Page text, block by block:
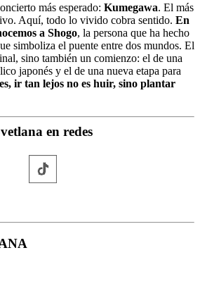
más esperado: Kumegawa. El más
Aquí, todo lo vivido cobra sentido. En
a Shogo, la persona que ha hecho
simboliza el puente entre dos mundos. El
sino también un comienzo: el de una
japonés y el de una nueva etapa para
ir tan lejos no es huir, sino plantar
en redes